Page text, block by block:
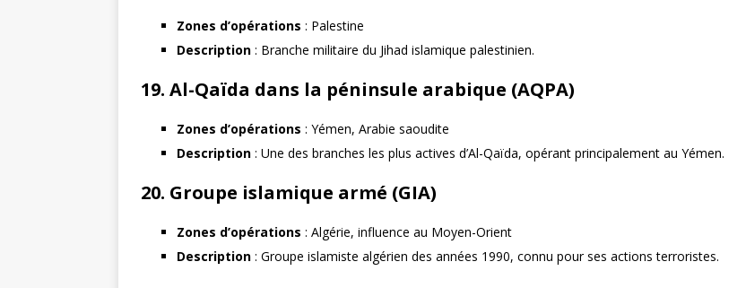
Zones d’opérations : Palestine
Description : Branche militaire du Jihad islamique palestinien.
19. Al-Qaïda dans la péninsule arabique (AQPA)
Zones d’opérations : Yémen, Arabie saoudite
Description : Une des branches les plus actives d’Al-Qaïda, opérant principalement au Yémen.
20. Groupe islamique armé (GIA)
Zones d’opérations : Algérie, influence au Moyen-Orient
Description : Groupe islamiste algérien des années 1990, connu pour ses actions terroristes.